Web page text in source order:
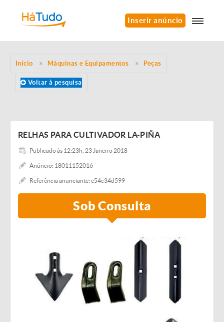
Inserir anúncio
Início Máquinas e Equipamentos Peças
Voltar à pesquisa
RELHAS PARA CULTIVADOR LA-PIÑA
Publicado às 12:23h, 23 Janeiro 2018
Anúncio: 18011152016
Referência anunciante: e54c34d599
Sob Consulta